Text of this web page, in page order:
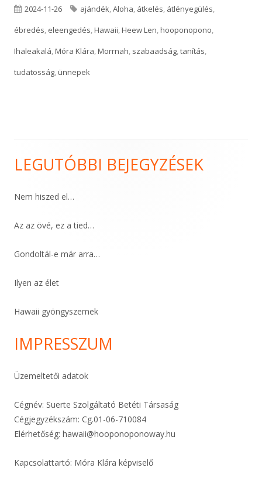
Published
on
2024-11-26 Tags
ajándék,Aloha, átkelés, átlényegülés,
ébredés, eleengedés,Hawaii,Heew Len,hooponopono,
Ihaleakalá,Móra Klára,Morrnah, szabaadság,tanítás,
tudatosság,ünnepek
Main
Sidebar
LEGUTÓBBI BEJEGYZÉSEK
Nem hiszed el…
Az az övé, ez a tied…
Gondoltál-e már arra…
Ilyen az élet
Hawaii gyöngyszemek
IMPRESSZUM
Üzemeltetői adatok
Cégnév: Suerte Szolgáltató Betéti Társaság
Cégjegyzékszám: Cg.01-06-710084
Elérhetőség: hawaii@hooponoponoway.hu
Kapcsolattartó: Móra Klára képviselő